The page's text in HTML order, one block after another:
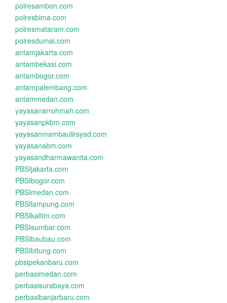
polresambon.com
polresbima.com
polresmataram.com
polresdumai.com
antamjakarta.com
antambekasi.com
antambogor.com
antampalembang.com
antammedan.com
yayasanarrohmah.com
yayasanpkbm.com
yayasanmambaulirsyad.com
yayasanabm.com
yayasandharmawanita.com
PBSIjakarta.com
PBSIbogor.com
PBSImedan.com
PBSIlampung.com
PBSIkaltim.com
PBSIsumbar.com
PBSIbaubau.com
PBSIbitung.com
pbsipekanbaru.com
perbasimedan.com
perbasisurabaya.com
perbasibanjarbaru.com